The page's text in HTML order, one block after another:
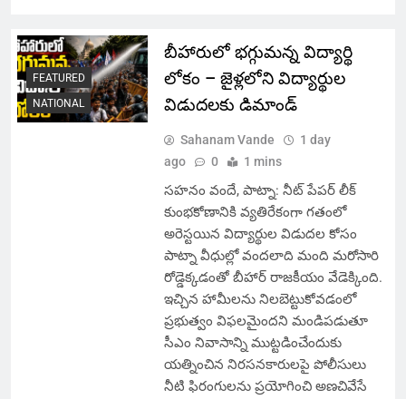
FEATURED
NATIONAL
బీహారులో భగ్గుమన్న విద్యార్థి
లోకం – జైళ్లలోని విద్యార్థుల
విడుదలకు డిమాండ్
Sahanam Vande
1 day
ago
0 1 mins
సహనం వందే, పాట్నా: నీట్ పేపర్ లీక్
కుంభకోణానికి వ్యతిరేకంగా గతంలో
అరెస్టయిన విద్యార్థుల విడుదల కోసం
పాట్నా వీధుల్లో వందలాది మంది మరోసారి
రోడ్డెక్కడంతో బీహార్ రాజకీయం వేడెక్కింది.
ఇచ్చిన హామీలను నిలబెట్టుకోవడంలో
ప్రభుత్వం విఫలమైందని మండిపడుతూ
సీఎం నివాసాన్ని ముట్టడించేందుకు
యత్నించిన నిరసనకారులపై పోలీసులు
నీటి ఫిరంగులను ప్రయోగించి అణచివేసే